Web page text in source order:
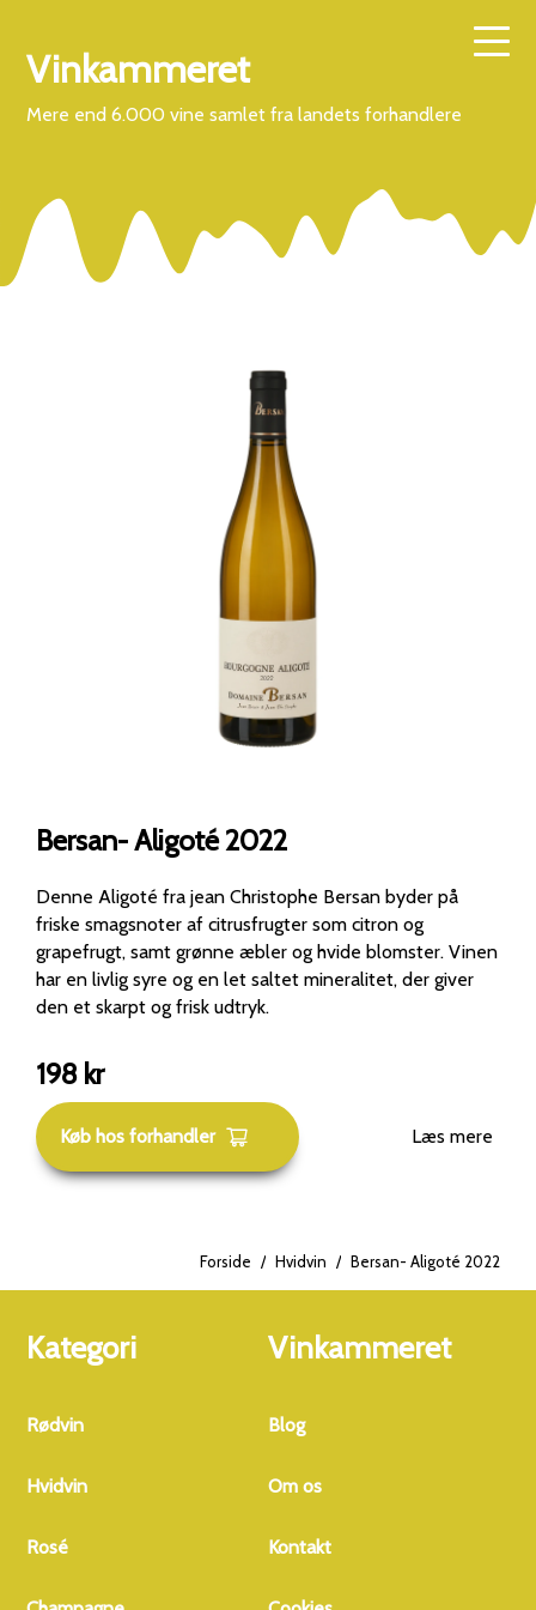
Vinkammeret
Mere end 6.000 vine samlet fra landets forhandlere
Bersan- Aligoté 2022
Denne Aligoté fra jean Christophe Bersan byder på
friske smagsnoter af citrusfrugter som citron og
grapefrugt, samt grønne æbler og hvide blomster. Vinen
har en livlig syre og en let saltet mineralitet, der giver
den et skarpt og frisk udtryk.
198 kr
Køb hos forhandler Læs mere
Forside / Hvidvin / Bersan- Aligoté 2022
Kategori
Rødvin
Hvidvin
Rosé
Vinkammeret
Blog
Om os
Kontakt